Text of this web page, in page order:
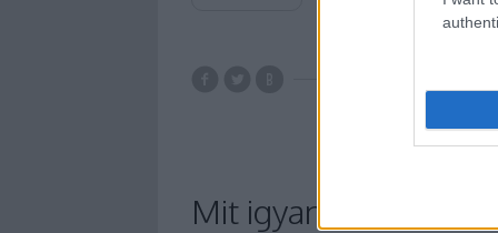
Mit igyanak március